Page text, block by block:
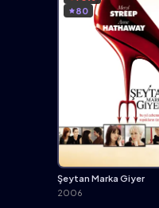
80
Şeytan Marka Giyer
2006